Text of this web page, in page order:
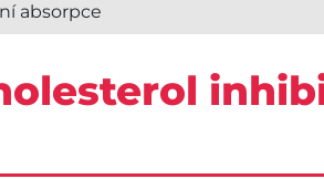
absorpce